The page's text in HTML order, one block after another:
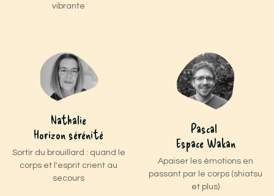
vibrante
Nathalie
Horizon sérénité
Sortir du brouillard : quand le
corps et l'esprit crient au
secours
Pascal
Espace Wakan
Apaiser les émotions en
passant par le corps (shiatsu
et plus)